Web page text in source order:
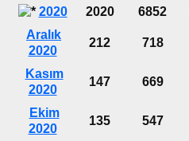
2020 2020 6852
Aralık
2020
212 718
Kasım
2020
147 669
Ekim
2020
135 547